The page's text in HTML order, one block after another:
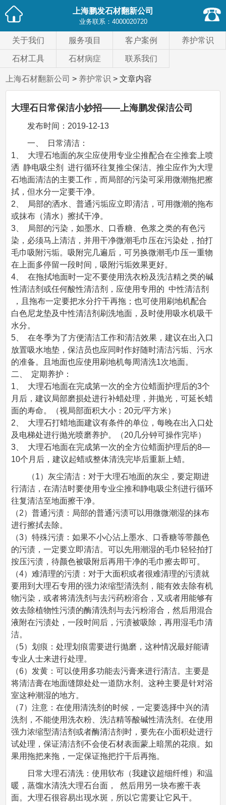
上海鹏发石材翻新公司
业务联系： 4000020720
关于我们 服务项目 客户案例 养护常识
石材工具 石材病症 联系我们
上海石材翻新公司 > 养护常识 > 文章内容
大理石日常保洁小妙招——上海鹏发保洁公司
发布时间： 2019-12-13
一、  日常清洁：
1、  大理石地面的灰尘应使用专业尘推配合在尘推套上喷
洒  静电吸尘剂  进行循环往复推尘保洁。推尘应作为大理
石地面清洁的主要工作，而局部的污染可采用微潮拖把擦
拭，但水分一定要干净。
2、  局部的洒水、普通污垢应立即清洁，可用微潮的拖布
或抹布（清水）擦拭干净。
3、  局部的污染，如墨水、口香糖、色浆之类的有色污
染，必须马上清洁，并用干净微潮毛巾压在污染处，拍打
毛巾吸附污垢。吸附完几遍后，可另换微潮毛巾压一重物
在上面多停留一段时间，吸附污垢效果更好。
4、  在拖拭地面时一定不要使用洗衣粉及洗洁精之类的碱
性清洁剂或任何酸性清洁剂，应使用专用的  中性清洁剂
，且拖布一定要把水分拧干再拖；也可使用刷地机配合
白色尼龙垫及中性清洁剂刷洗地面，及时使用吸水机吸干
水分。
5、  在冬季为了方便清洁工作和清洁效果，建议在出入口
放置吸水地垫，保洁员也应同时作好随时清洁污垢、污水
的准备。且地面也应使用刷地机每周清洗1次地面。
二、  定期养护：
1、  大理石地面在完成第一次的全方位蜡面护理后的3个
月后，建议局部磨损处进行补蜡处理，并抛光，可延长蜡
面的寿命。（视局部面积大小：20元/平方米）
2、  大理石打蜡地面建议有条件的单位，每晚在出入口处
及电梯处进行抛光喷磨养护。（20几分钟可操作完毕）
3、  大理石地面在完成第一次的全方位蜡面护理后的8—
10个月后，建议起蜡或整体清洗完毕后重新上蜡。
（1）灰尘清洁：对于大理石地面的灰尘，要定期进
行清洁，在清洁时要使用专业尘推和静电吸尘剂进行循环
往复清洁至地面擦干净。
（2）普通污渍：局部的普通污渍可以用微微潮湿的抹布
进行擦拭去除。
（3）特殊污渍：如果不小心沾上墨水、口香糖等带颜色
的污渍，一定要立即清洁。可以先用潮湿的毛巾轻轻拍打
按压污渍，待颜色被吸附后再用干净的毛巾擦去即可。
（4）难清理的污渍：对于大面积或者很难清理的污渍就
要用到大理石专用的强力浓缩型清洗剂，能有效去除有机
物污染，或者将清洗剂与去污药粉溶合，又或者用能够有
效去除植物性污渍的酶清洗剂与去污粉溶合，然后用混合
液附在污渍处，一段时间后，污渍被吸除，再用湿毛巾清
洁。
（5）划痕：处理划痕需要进行抛磨，这种情况最好能请
专业人士来进行处理。
（6）发黄：可以使用多功能去污膏来进行清洁。主要是
将清洁膏在地面缝隙处处一道防水剂。这种主要是针对浴
室这种潮湿的地方。
（7）注意：在使用清洗剂的时候，一定要选择中兴的清
洗剂，不能使用洗衣粉、洗洁精等酸碱性清洗剂。在使用
强力浓缩型清洁剂或者酶清洁剂时，要先在小面积处进行
试处理，保证清洁剂不会使石材表面蒙上暗黑的花痕。如
果用拖把来拖，一定保证拖把拧干后再拖。
日常大理石清洗：使用软布（我建议超细纤维）和温
暖，蒸馏水清洗大理石台面，  然后用另一块布擦干表
面。大理石很容易出现水斑，所以它需要让它风干。